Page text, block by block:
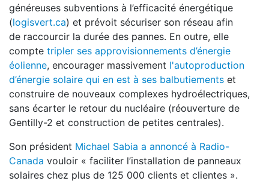
généreuses subventions à l’efficacité énergétique
(logisvert.ca) et prévoit sécuriser son réseau afin
de raccourcir la durée des pannes. En outre, elle
compte tripler ses approvisionnements d’énergie
éolienne, encourager massivement l'autoproduction
d’énergie solaire qui en est à ses balbutiements et
construire de nouveaux complexes hydroélectriques,
sans écarter le retour du nucléaire (réouverture de
Gentilly-2 et construction de petites centrales).
Son président Michael Sabia a annoncé à Radio-
Canada vouloir « faciliter l’installation de panneaux
solaires chez plus de 125 000 clients et clientes ».